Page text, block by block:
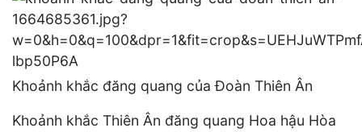
Khoảnh khắc đăng quang của Đoàn Thiên Ân
Khoảnh khắc Thiên Ân đăng quang Hoa hậu Hòa